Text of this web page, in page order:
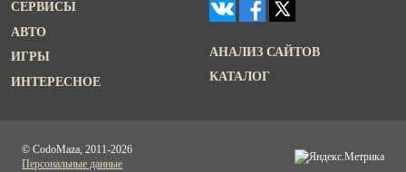
СЕРВИСЫ
АВТО
ИГРЫ
ИНТЕРЕСНОЕ
АНАЛИЗ САЙТОВ
КАТАЛОГ
© CodoMaza, 2011-2026
Персональные данные